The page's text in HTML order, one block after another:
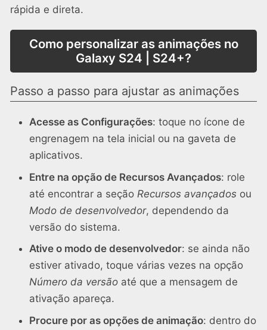
rápida e direta.
Como personalizar as animações no
Galaxy S24 | S24+?
Passo a passo para ajustar as animações
Acesse as Configurações: toque no ícone de
engrenagem na tela inicial ou na gaveta de
aplicativos.
Entre na opção de Recursos Avançados: role
até encontrar a seção Recursos avançados ou
Modo de desenvolvedor, dependendo da
versão do sistema.
Ative o modo de desenvolvedor: se ainda não
estiver ativado, toque várias vezes na opção
Número da versão até que a mensagem de
ativação apareça.
Procure por as opções de animação: dentro do